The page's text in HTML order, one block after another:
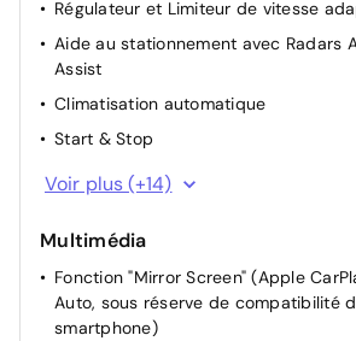
Régulateur et Limiteur de vitesse
Aide au stationnement avec Radars
Assist
Climatisation automatique
Start & Stop
Direction Assistée électrique
Rétroviseurs extérieurs rabattables
Appui-tête AR réglable
Eclairage du plafonnier à LED AV et
Voir plus (+14)
Multimédia
Fonction "Mirror Screen" (Apple
Auto, sous réserve de compatibilité
smartphone)